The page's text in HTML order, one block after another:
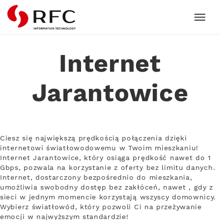
RFC
Internet
Jarantowice
Ciesz się największą prędkością połączenia dzięki
internetowi światłowodowemu w Twoim mieszkaniu!
Internet Jarantowice, który osiąga prędkość nawet do 1
Gbps, pozwala na korzystanie z oferty bez limitu danych.
Internet, dostarczony bezpośrednio do mieszkania,
umożliwia swobodny dostęp bez zakłóceń, nawet , gdy z
sieci w jednym momencie korzystają wszyscy domownicy.
Wybierz światłowód, który pozwoli Ci na przeżywanie
emocji w najwyższym standardzie!